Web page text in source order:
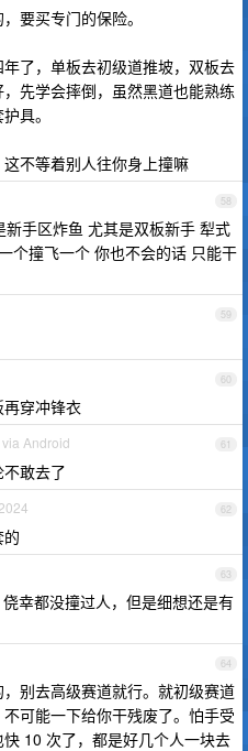
要买专门的保险。
了，单板去初级道推坡，双板去
先学会摔倒，虽然黑道也能熟练
具。
不等着别人往你身上撞嘛
58
手区炸鱼 尤其是双板新手 犁式
个撞飞一个 你也不会的话 只能干
59
60
穿冲锋衣
61
Android
敢去了
62
63
幸都没撞过人，但是细想还是有
64
别去高级赛道就行。就初级赛道
可能一下给你干残废了。怕手受
10 次了，都是好几个人一块去